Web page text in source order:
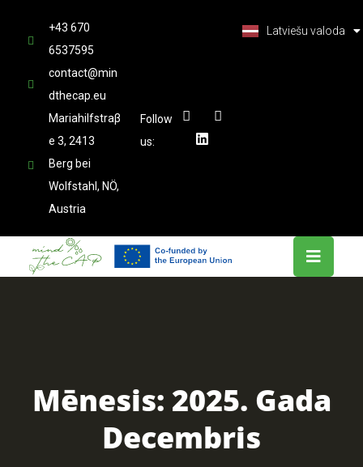
+43 670
6537595
contact@min
dthecap.eu
Mariahilfstraβ
e 3, 2413
Berg bei
Wolfstahl, NÖ,
Austria
Follow
us:
Latviešu valoda
العربية
Mēnesis: 2025. Gada
Decembris